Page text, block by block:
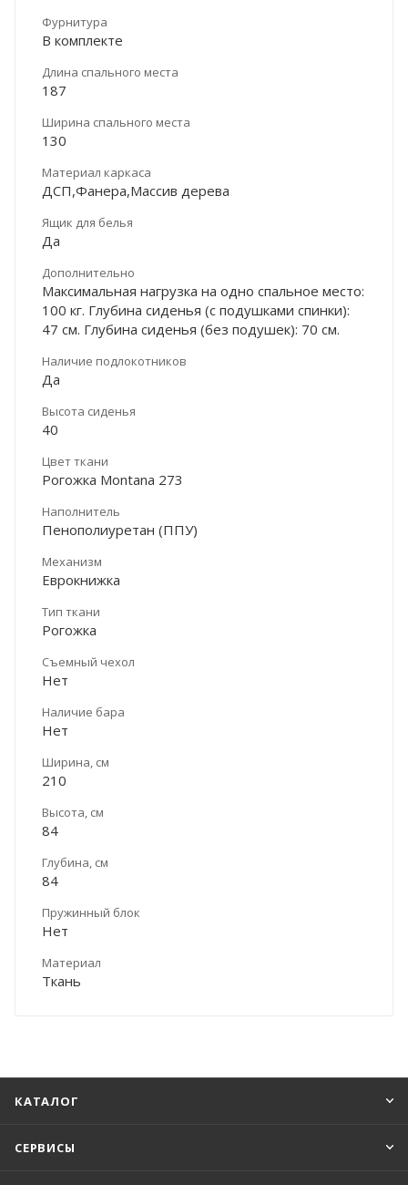
Фурнитура
В комплекте
Длина спального места
187
Ширина спального места
130
Материал каркаса
ДСП,Фанера,Массив дерева
Ящик для белья
Да
Дополнительно
Максимальная нагрузка на одно спальное место:
100 кг. Глубина сиденья (с подушками спинки):
47 см. Глубина сиденья (без подушек): 70 см.
Наличие подлокотников
Да
Высота сиденья
40
Цвет ткани
Рогожка Montana 273
Наполнитель
Пенополиуретан (ППУ)
Механизм
Еврокнижка
Тип ткани
Рогожка
Съемный чехол
Нет
Наличие бара
Нет
Ширина, см
210
Высота, см
84
Глубина, см
84
Пружинный блок
Нет
Материал
Ткань
КАТАЛОГ
СЕРВИСЫ